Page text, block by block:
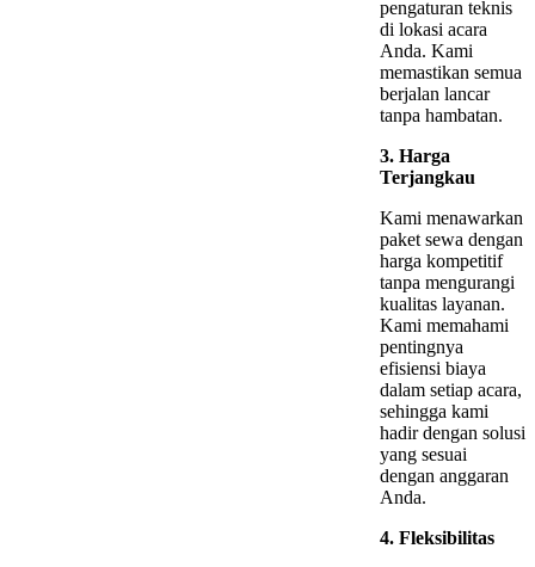
pengaturan teknis
di lokasi acara
Anda. Kami
memastikan semua
berjalan lancar
tanpa hambatan.
3. Harga
Terjangkau
Kami menawarkan
paket sewa dengan
harga kompetitif
tanpa mengurangi
kualitas layanan.
Kami memahami
pentingnya
efisiensi biaya
dalam setiap acara,
sehingga kami
hadir dengan solusi
yang sesuai
dengan anggaran
Anda.
4. Fleksibilitas